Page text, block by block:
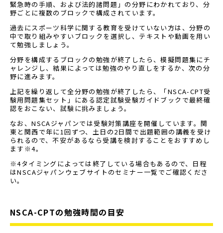
緊急時の手順、および法的諸問題」の分野にわかれており、分
野ごとに複数のブロックで構成されています。
過去にスポーツ科学に関する教育を受けていない方は、分野の
中で取り組みやすいブロックを選択し、テキストや動画を用い
て勉強しましょう。
分野を構成するブロックの勉強が終了したら、模擬問題集にチ
ャレンジし、結果によっては勉強のやり直しをするか、次の分
野に進みます。
上記を繰り返して全分野の勉強が終了したら、「NSCA-CPT受
験用問題集セット」にある認定試験受験ガイドブックで最終確
認をおこない、試験に挑みましょう。
なお、NSCAジャパンでは受験対策講座を開催しています。関
東と関西で年に1回ずつ、土日の2日間で出題範囲の講義を受け
られるので、不安があるなら受講を検討することをおすすめし
ます※4。
※4タイミングによっては終了している場合もあるので、日程
はNSCAジャパンウェブサイトのセミナー一覧でご確認くださ
い。
NSCA-CPTの勉強時間の目安